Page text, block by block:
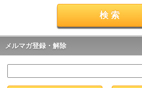
メルマガ登録・解除